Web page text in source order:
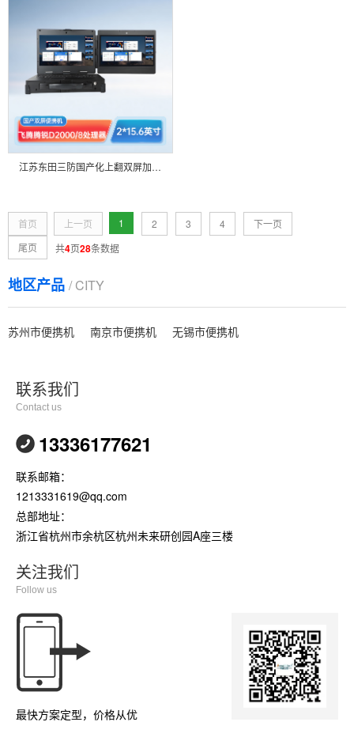
江苏东田三防国产化上翻双屏加固便携机工业电脑 DT-S1425CU-FD2K
首页 上一页 1 2 3 4
下一页
尾页
共4页28条数据
地区产品 / CITY
苏州市便携机 南京市便携机 无锡市便携机
联系我们
Contact us
13336177621
联系邮箱：
1213331619@qq.com
总部地址：
浙江省杭州市余杭区杭州未来研创园A座三楼
关注我们
Follow us
最快方案定型，价格从优